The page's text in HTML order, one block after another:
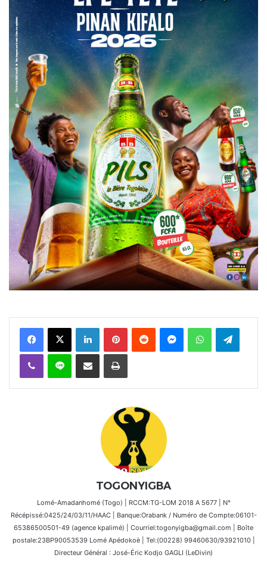
FacebookX Linkedin PinterestReddit MessengerWhatsAppTelegram
Viber Ligne Partager par email Imprimer
TOGONYIGBA
Lomé-Amadanhomé (Togo) | RCCM:TG-LOM 2018 A 5677 | N°
Récépissé:0425/24/03/11/HAAC | Banque:Orabank / Numéro de Compte:06101-
65386500501-49 (agence kpalimé) | Courriel:togonyigba@gmail.com | Boîte
postale:23BP90053539 Lomé Apédokoè | Tel:(00228) 99460630/93921010 |
Directeur Général : José-Éric Kodjo GAGLI (LeDivin)